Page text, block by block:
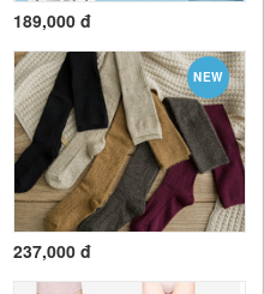
189,000 đ
NEW
237,000 đ